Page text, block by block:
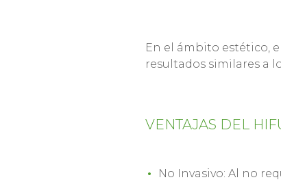
En el ámbito estético,
resultados similares a
VENTAJAS DEL
No Invasivo: Al no